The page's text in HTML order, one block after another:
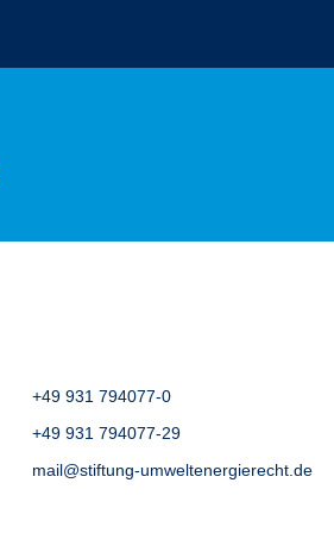
+49 931 794077-0
+49 931 794077-29
mail@stiftung-umweltenergierecht.de